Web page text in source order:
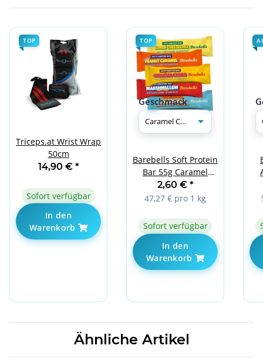
TOP
Triceps.at Wrist Wrap
50cm
14,90 € *
Sofort verfügbar
In den
Warenkorb
TOP
Geschmack
Barebells Soft Protein
Bar 55g Caramel
Choco
2,60 € *
47,27 € pro 1 kg
Sofort verfügbar
In den
Warenkorb
Ähnliche Artikel